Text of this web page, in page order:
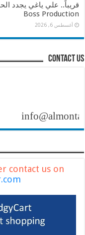
قريباً.. علي ياغي يجدد
Boss Production
أغسطس 6, 2026
contact us
contact us on